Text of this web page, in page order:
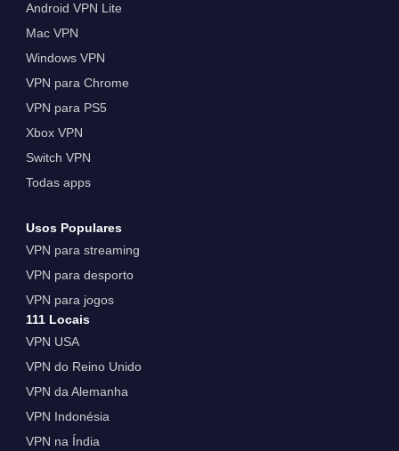
Android VPN Lite
Mac VPN
Windows VPN
VPN para Chrome
VPN para PS5
Xbox VPN
Switch VPN
Todas apps
Usos Populares
VPN para streaming
VPN para desporto
VPN para jogos
111 Locais
VPN USA
VPN do Reino Unido
VPN da Alemanha
VPN Indonésia
VPN na Índia